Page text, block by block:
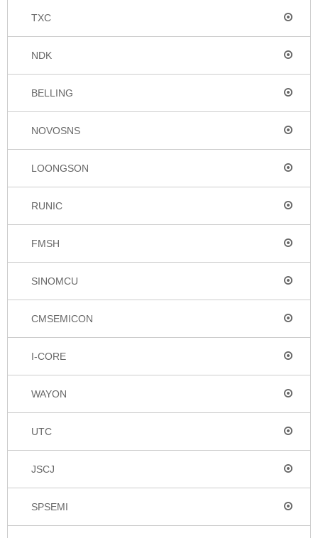
TXC
NDK
BELLING
NOVOSNS
LOONGSON
RUNIC
FMSH
SINOMCU
CMSEMICON
I-CORE
WAYON
UTC
JSCJ
SPSEMI